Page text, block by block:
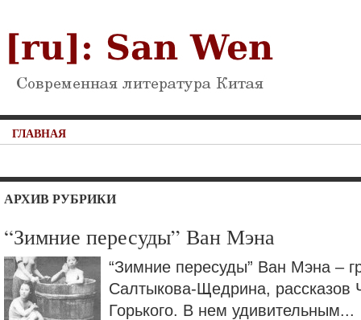
ГЛАВНАЯ
АРХИВ РУБРИКИ
“Зимние пересуды” Ван Мэна
“Зимние пересуды” Ван Мэна –
Салтыкова-Щедрина, рассказов
Горького. В нем удивительным...